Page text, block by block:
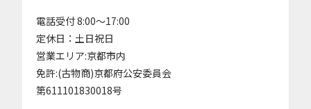
電話受付 8:00～17:00
定休日：土日祝日
営業エリア:京都市内
免許:(古物商)京都府公安委員会
第611101830018号